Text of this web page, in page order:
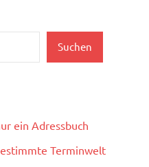
Suchen
ein Adressbuch
Terminwelt